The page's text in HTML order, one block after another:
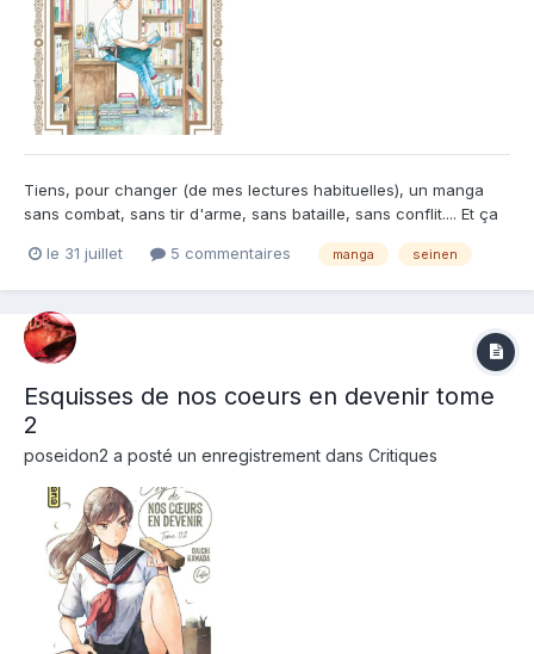
Tiens, pour changer (de mes lectures habituelles), un manga
sans combat, sans tir d'arme, sans bataille, sans conflit.... Et ça
Tome 1, on va faire la connaissance d'un libraire qui part à la
le 31 juillet 5 commentaires manga seinen
Esquisses de nos coeurs en devenir tome
2
poseidon2 a posté un enregistrement dans Critiques